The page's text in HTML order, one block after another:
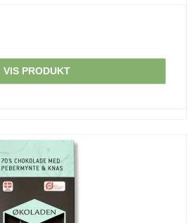
VIS PRODUKT